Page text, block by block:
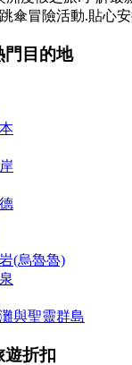
傘冒險活動.貼心
門目的地
(烏魯魯)
與聖靈群島
遊折扣